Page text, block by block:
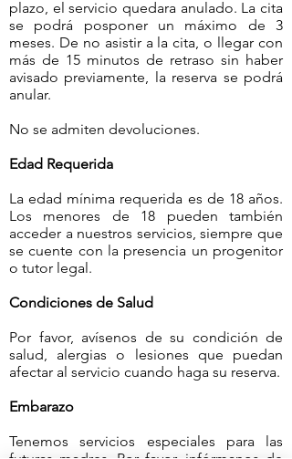
plazo, el servicio quedara anulado. La cita
se podrá posponer un máximo de 3
meses. De no asistir a la cita, o llegar con
más de 15 minutos de retraso sin haber
avisado previamente, la reserva se podrá
anular.
No se admiten devoluciones.
Edad Requerida
La edad mínima requerida es de 18 años.
Los menores de 18 pueden también
acceder a nuestros servicios, siempre que
se cuente con la presencia un progenitor
o tutor legal.
Condiciones de Salud
Por favor, avísenos de su condición de
salud, alergias o lesiones que puedan
afectar al servicio cuando haga su reserva.
Embarazo
Tenemos servicios especiales para las